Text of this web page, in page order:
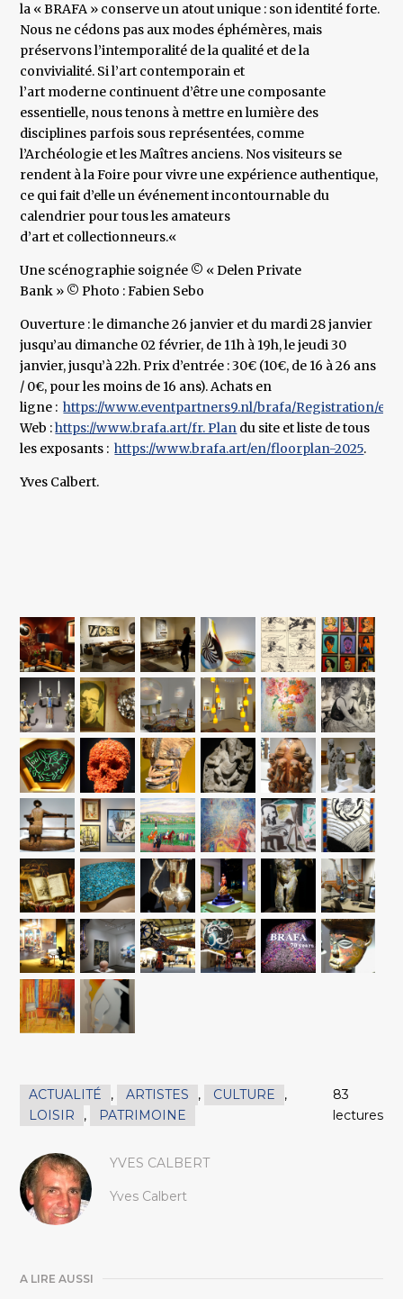
la « BRAFA » conserve un atout unique : son identité forte.
Nous ne cédons pas aux modes éphémères, mais
préservons l’intemporalité de la qualité et de la
convivialité. Si l’art contemporain et
l’art moderne continuent d’être une composante
essentielle, nous tenons à mettre en lumière des
disciplines parfois sous représentées, comme
l’Archéologie et les Maîtres anciens. Nos visiteurs se
rendent à la Foire pour vivre une expérience authentique,
ce qui fait d’elle un événement incontournable du
calendrier pour tous les amateurs
d’art et collectionneurs.«
Une scénographie soignée © « Delen Private
Bank » © Photo : Fabien Sebo
Ouverture : le dimanche 26 janvier et du mardi 28 janvier
jusqu’au dimanche 02 février, de 11h à 19h, le jeudi 30
janvier, jusqu’à 22h. Prix d’entrée : 30€ (10€, de 16 à 26 ans
/ 0€, pour les moins de 16 ans). Achats en
ligne :https://www.eventpartners9.nl/brafa/Registration/
Web :https://www.brafa.art/fr. Plan du site et liste de tous
les exposants :https://www.brafa.art/en/floorplan-2025.
Yves Calbert.
ACTUALITÉ , ARTISTES , CULTURE
,
LOISIR
, PATRIMOINE
83
lectures
YVES CALBERT
Yves Calbert
A LIRE AUSSI